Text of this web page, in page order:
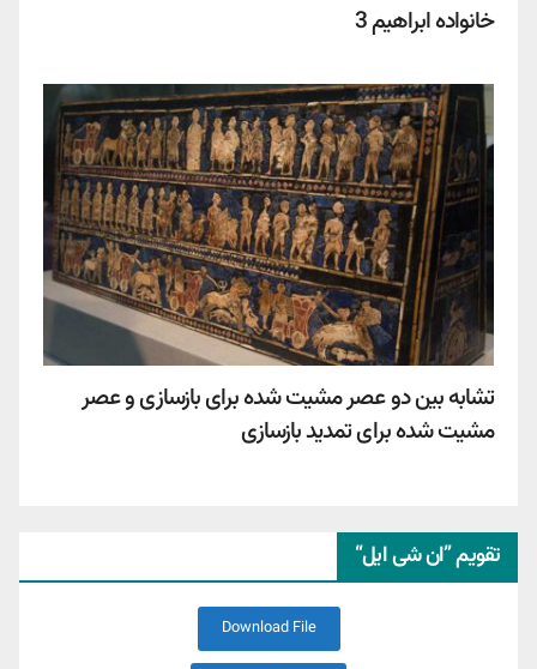
خانواده ابراهیم 3
تشابه بین دو عصر مشیت شده برای بازسازی و عصر
مشیت شده برای تمدید بازسازی
تقویم ”ان شی ایل“
Download File